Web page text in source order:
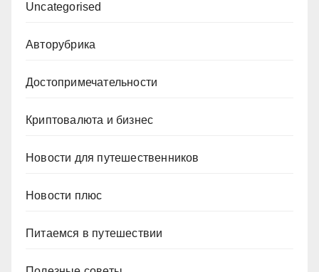
Uncategorised
Авторубрика
Достопримечательности
Криптовалюта и бизнес
Новости для путешественников
Новости плюс
Питаемся в путешествии